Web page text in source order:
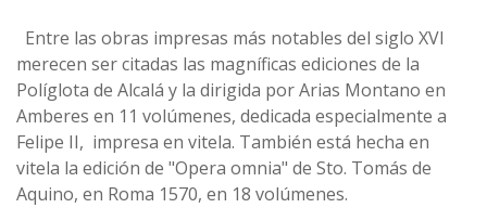
Entre las obras impresas más notables del siglo XVI
merecen ser citadas las magníficas ediciones de la
Políglota de Alcalá y la dirigida por Arias Montano en
Amberes en 11 volúmenes, dedicada especialmente a
Felipe II, impresa en vitela. También está hecha en
vitela la edición de "Opera omnia" de Sto. Tomás de
Aquino, en Roma 1570, en 18 volúmenes.